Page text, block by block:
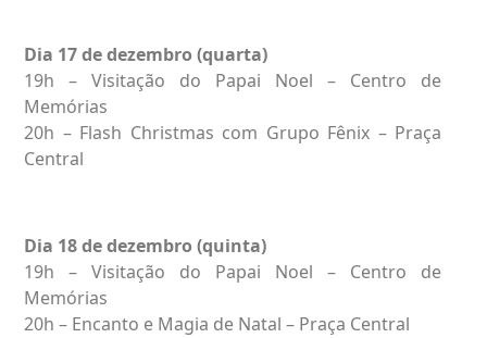
Dia 17 de dezembro (quarta)
19h – Visitação do Papai Noel – Centro de
Memórias
20h – Flash Christmas com Grupo Fênix – Praça
Central
Dia 18 de dezembro (quinta)
19h – Visitação do Papai Noel – Centro de
Memórias
20h – Encanto e Magia de Natal – Praça Central